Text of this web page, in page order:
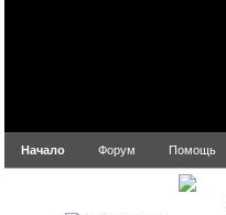
Начало Форум Помощь